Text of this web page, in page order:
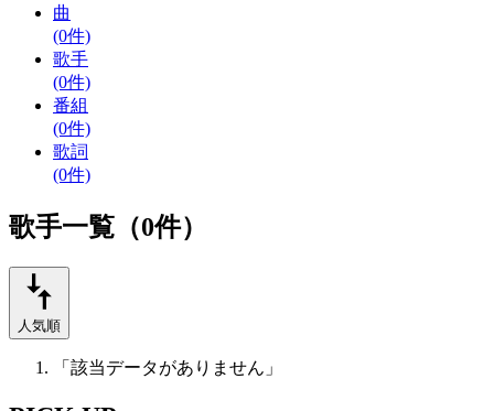
曲
(0件)
歌手
(0件)
番組
(0件)
歌詞
(0件)
歌手一覧（0件）
人気順
「該当データがありません」